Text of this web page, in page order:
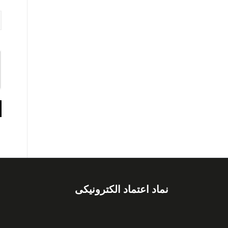
نماد اعتماد الکترونیکی